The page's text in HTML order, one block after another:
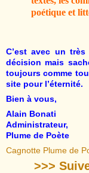
poétique et
C’est avec un
décision mais
toujours comme
site pour l’éternité.
Bien à vous,
Alain Bonati
Administrateur,
Plume de Poète
Cagnotte Plume de
>>>